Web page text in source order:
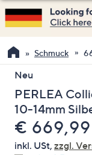
verfügbar
sind,
verwenden
Sie
die
Pfeiltasten
nach
oben
und
nach
unten
Schmuck
Neu
PERLEA
10-14mm
Gelöscht
€ 669,99
inkl. USt, zzgl.